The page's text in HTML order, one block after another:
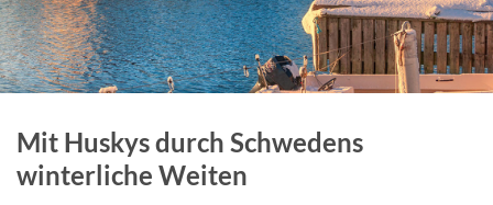
Mit Huskys durch Schwedens
winterliche Weiten